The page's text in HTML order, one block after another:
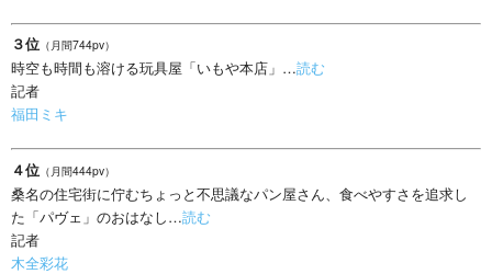
３位 （月間744pv）
時空も時間も溶ける玩具屋「いもや本店」…読む
記者
福田ミキ
４位 （月間444pv）
桑名の住宅街に佇むちょっと不思議なパン屋さん、食べやすさを追求し
た「パヴェ」のおはなし…読む
記者
木全彩花